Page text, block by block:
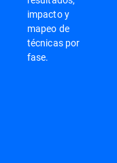
impacto y
mapeo de
técnicas por
fase.